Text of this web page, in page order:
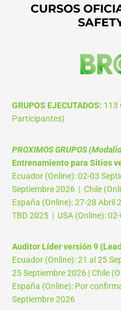
CURSOS
GRUPOS EJECUTADOS: 113
Participantes)
PROXIMOS GRUPOS
Entrenamiento para Sitios
Ecuador (Online): 02-03
Septiembre 2026 | Chile
España (Online): 27-28 Abril
TBD 2025 | USA (Online):
Auditor Líder versión 9
Ecuador (Online): 21 al 25
25 Septiembre 2026 | Chile
España (Online): Por
Septiembre 2026